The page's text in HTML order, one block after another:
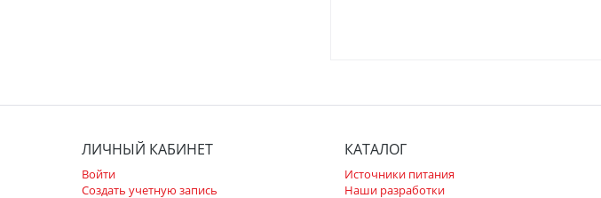
ЛИЧНЫЙ КАБИНЕТ
Войти
Создать учетную запись
КАТАЛОГ
Источники питания
Наши разработки